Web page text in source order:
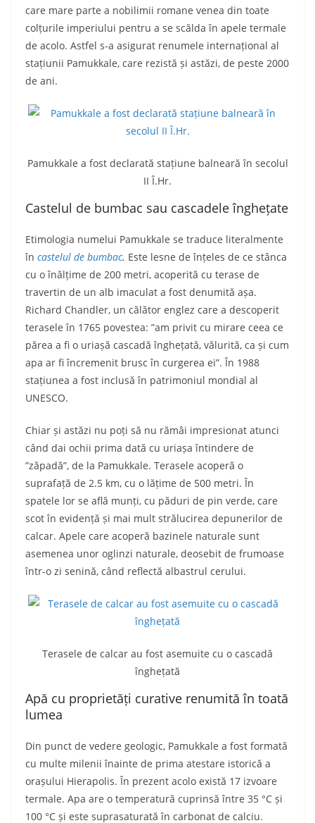
care mare parte a nobilimii romane venea din toate
colțurile imperiului pentru a se scălda în apele termale
de acolo. Astfel s-a asigurat renumele internațional al
stațiunii Pamukkale, care rezistă și astăzi, de peste 2000
de ani.
Pamukkale a fost declarată stațiune balneară în secolul
II Î.Hr.
Castelul de bumbac sau cascadele înghețate
Etimologia numelui Pamukkale se traduce literalmente
în castelul de bumbac. Este lesne de înțeles de ce stânca
cu o înălțime de 200 metri, acoperită cu terase de
travertin de un alb imaculat a fost denumită așa.
Richard Chandler, un călător englez care a descoperit
terasele în 1765 povestea: ”am privit cu mirare ceea ce
părea a fi o uriașă cascadă înghețată, vălurită, ca și cum
apa ar fi încremenit brusc în curgerea ei”. În 1988
stațiunea a fost inclusă în patrimoniul mondial al
UNESCO.
Chiar și astăzi nu poți să nu rămâi impresionat atunci
când dai ochii prima dată cu uriașa întindere de
”zăpadă”, de la Pamukkale. Terasele acoperă o
suprafață de 2.5 km, cu o lățime de 500 metri. În
spatele lor se află munți, cu păduri de pin verde, care
scot în evidență și mai mult strălucirea depunerilor de
calcar. Apele care acoperă bazinele naturale sunt
asemenea unor oglinzi naturale, deosebit de frumoase
într-o zi senină, când reflectă albastrul cerului.
Terasele de calcar au fost asemuite cu o cascadă
înghețată
Apă cu proprietăți curative renumită în toată
lumea
Din punct de vedere geologic, Pamukkale a fost formată
cu multe milenii înainte de prima atestare istorică a
orașului Hierapolis. În prezent acolo există 17 izvoare
termale. Apa are o temperatură cuprinsă între 35 °C și
100 °C și este suprasaturată în carbonat de calciu.